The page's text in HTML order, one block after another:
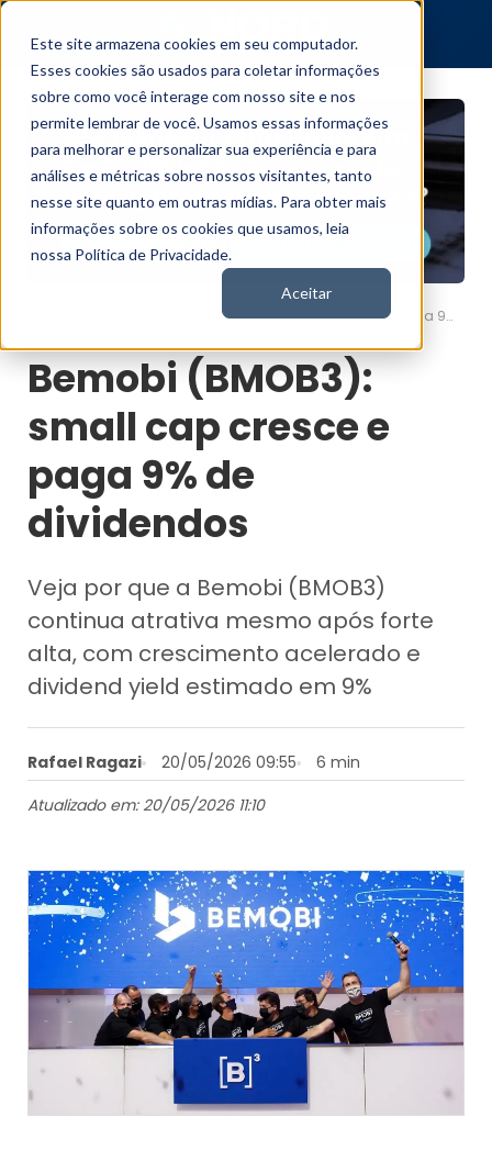
Este site armazena cookies em seu computador.
Esses cookies são usados para coletar informações
sobre como você interage com nosso site e nos
permite lembrar de você. Usamos essas informações
para melhorar e personalizar sua experiência e para
análises e métricas sobre nossos visitantes, tanto
nesse site quanto em outras mídias. Para obter mais
informações sobre os cookies que usamos, leia
nossa Política de Privacidade.
Aceitar
Bemobi (BMOB3): small cap cresce e paga 9% de dividendos
Bemobi (BMOB3):
small cap cresce e
paga 9% de
dividendos
Veja por que a Bemobi (BMOB3)
continua atrativa mesmo após forte
alta, com crescimento acelerado e
dividend yield estimado em 9%
Rafael Ragazi 20/05/2026 09:55
6 min
Atualizado em: 20/05/2026 11:10